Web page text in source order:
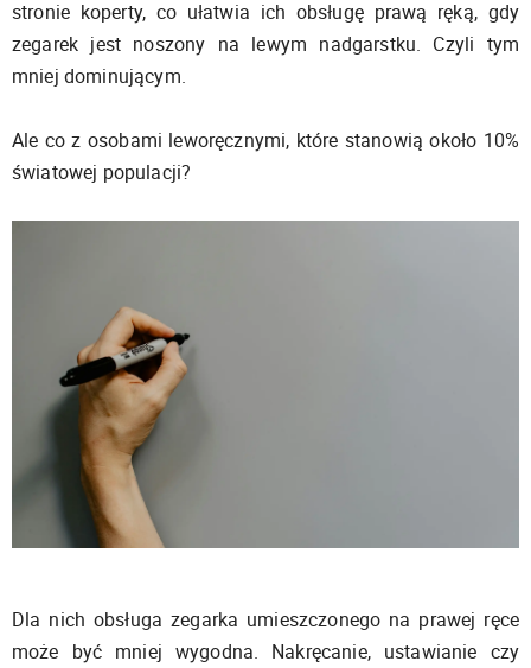
stronie koperty, co ułatwia ich obsługę prawą ręką, gdy
zegarek jest noszony na lewym nadgarstku. Czyli tym
mniej dominującym.
Ale co z osobami leworęcznymi, które stanowią około 10%
światowej populacji?
Dla nich obsługa zegarka umieszczonego na prawej ręce
może być mniej wygodna. Nakręcanie, ustawianie czy